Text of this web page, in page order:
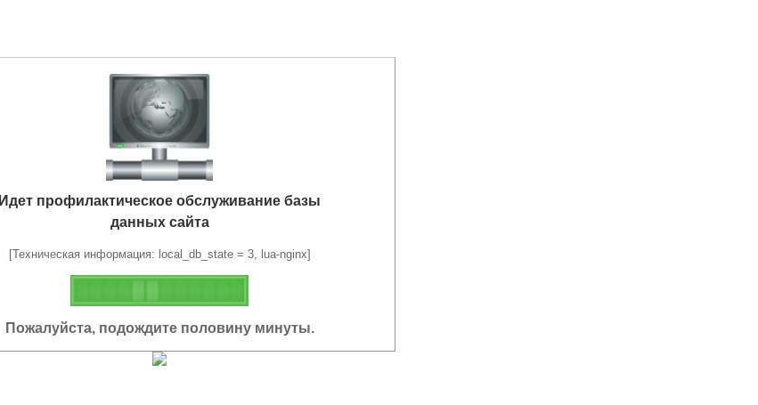
Идет профилактическое обслуживание базы
данных сайта
[Техническая информация: local_db_state = 3, lua-nginx]
Пожалуйста, подождите половину минуты.